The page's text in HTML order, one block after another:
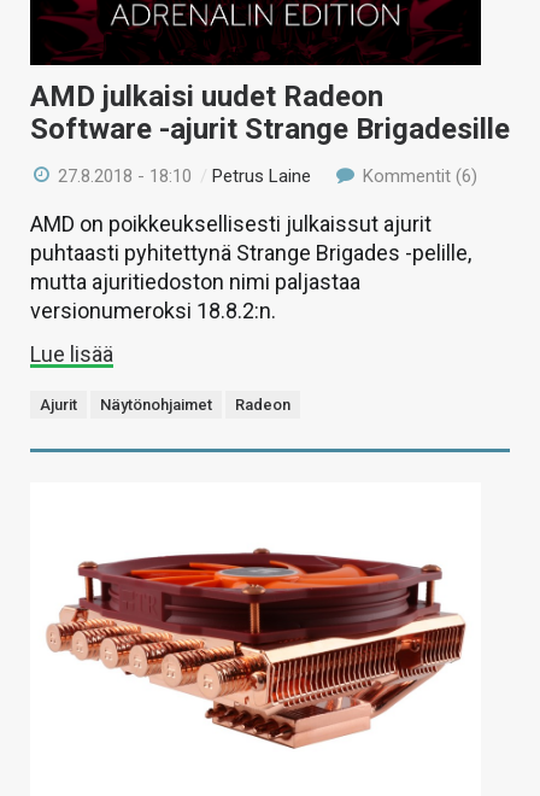
AMD julkaisi uudet Radeon
Software -ajurit Strange Brigadesille
27.8.2018 - 18:10 /Petrus Laine Kommentit (6)
AMD on poikkeuksellisesti julkaissut ajurit
puhtaasti pyhitettynä Strange Brigades -pelille,
mutta ajuritiedoston nimi paljastaa
versionumeroksi 18.8.2:n.
Lue lisää
Ajurit Näytönohjaimet Radeon